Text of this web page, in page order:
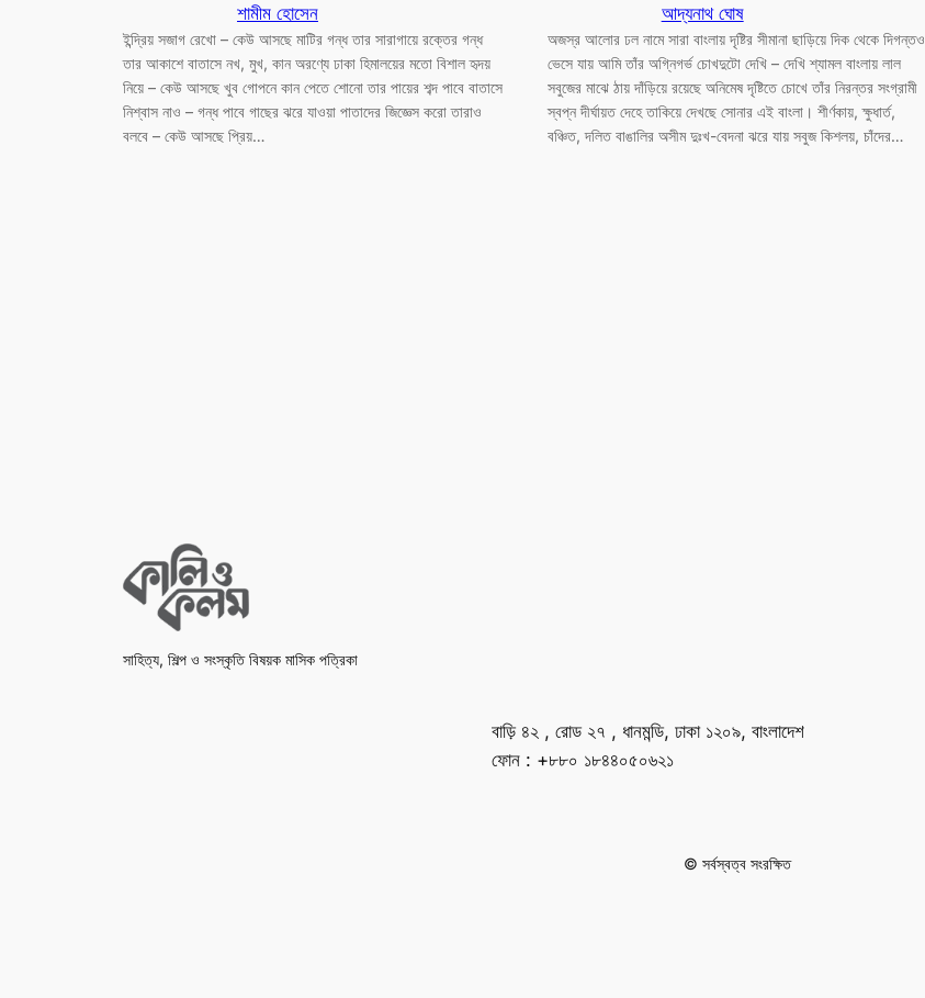
শামীম হোসেন
ইন্দ্রিয় সজাগ রেখো – কেউ আসছে মাটির গন্ধ তার সারাগায়ে রক্তের গন্ধ
তার আকাশে বাতাসে নখ, মুখ, কান অরণ্যে ঢাকা হিমালয়ের মতো বিশাল হৃদয়
নিয়ে – কেউ আসছে খুব গোপনে কান পেতে শোনো তার পায়ের শব্দ পাবে বাতাসে
নিশ্বাস নাও – গন্ধ পাবে গাছের ঝরে যাওয়া পাতাদের জিজ্ঞেস করো তারাও
বলবে – কেউ আসছে প্রিয়…
আদ্যনাথ ঘোষ
অজস্র আলোর ঢল নামে সারা বাংলায় দৃষ্টির সীমানা ছাড়িয়ে দিক থেকে দিগন্তও
ভেসে যায় আমি তাঁর অগ্নিগর্ভ চোখদুটো দেখি – দেখি শ্যামল বাংলায় লাল
সবুজের মাঝে ঠায় দাঁড়িয়ে রয়েছে অনিমেষ দৃষ্টিতে চোখে তাঁর নিরন্তর সংগ্রামী
স্বপ্ন দীর্ঘায়ত দেহে তাকিয়ে দেখছে সোনার এই বাংলা। শীর্ণকায়, ক্ষুধার্ত,
বঞ্চিত, দলিত বাঙালির অসীম দুঃখ-বেদনা ঝরে যায় সবুজ কিশলয়, চাঁদের…
সাহিত্য, শিল্প ও সংস্কৃতি বিষয়ক মাসিক পত্রিকা
বাড়ি ৪২ , রোড ২৭ , ধানমন্ডি, ঢাকা ১২০৯, বাংলাদেশ
ফোন : +৮৮০ ১৮৪৪০৫০৬২১
© সর্বস্বত্ব সংরক্ষিত